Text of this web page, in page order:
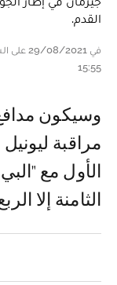
القدم.
15:55
وسيكون مدافع "الأسود" على موعد مع
مراقبة
الأول مع
الثامنة إلا